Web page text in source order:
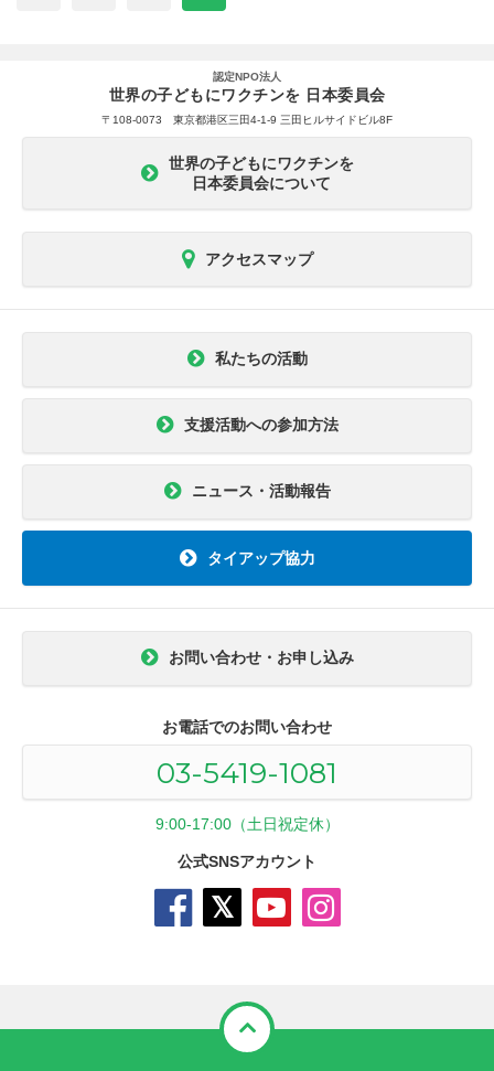
認定NPO法人
世界の子どもにワクチンを 日本委員会
〒108-0073 東京都港区三田4-1-9 三田ヒルサイドビル8F
世界の子どもにワクチンを
日本委員会について
アクセスマップ
私たちの活動
支援活動への参加方法
ニュース・活動報告
タイアップ協力
お問い合わせ・お申し込み
お電話でのお問い合わせ
03-5419-1081
9:00-17:00（土日祝定休）
公式SNSアカウント